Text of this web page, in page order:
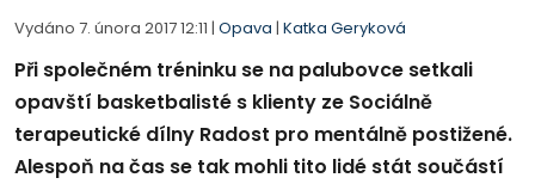
Vydáno 7. února 2017 12:11 | Opava | Katka Geryková
Při společném tréninku se na palubovce setkali
opavští basketbalisté s klienty ze Sociálně
terapeutické dílny Radost pro mentálně postižené.
Alespoň na čas se tak mohli tito lidé stát součástí